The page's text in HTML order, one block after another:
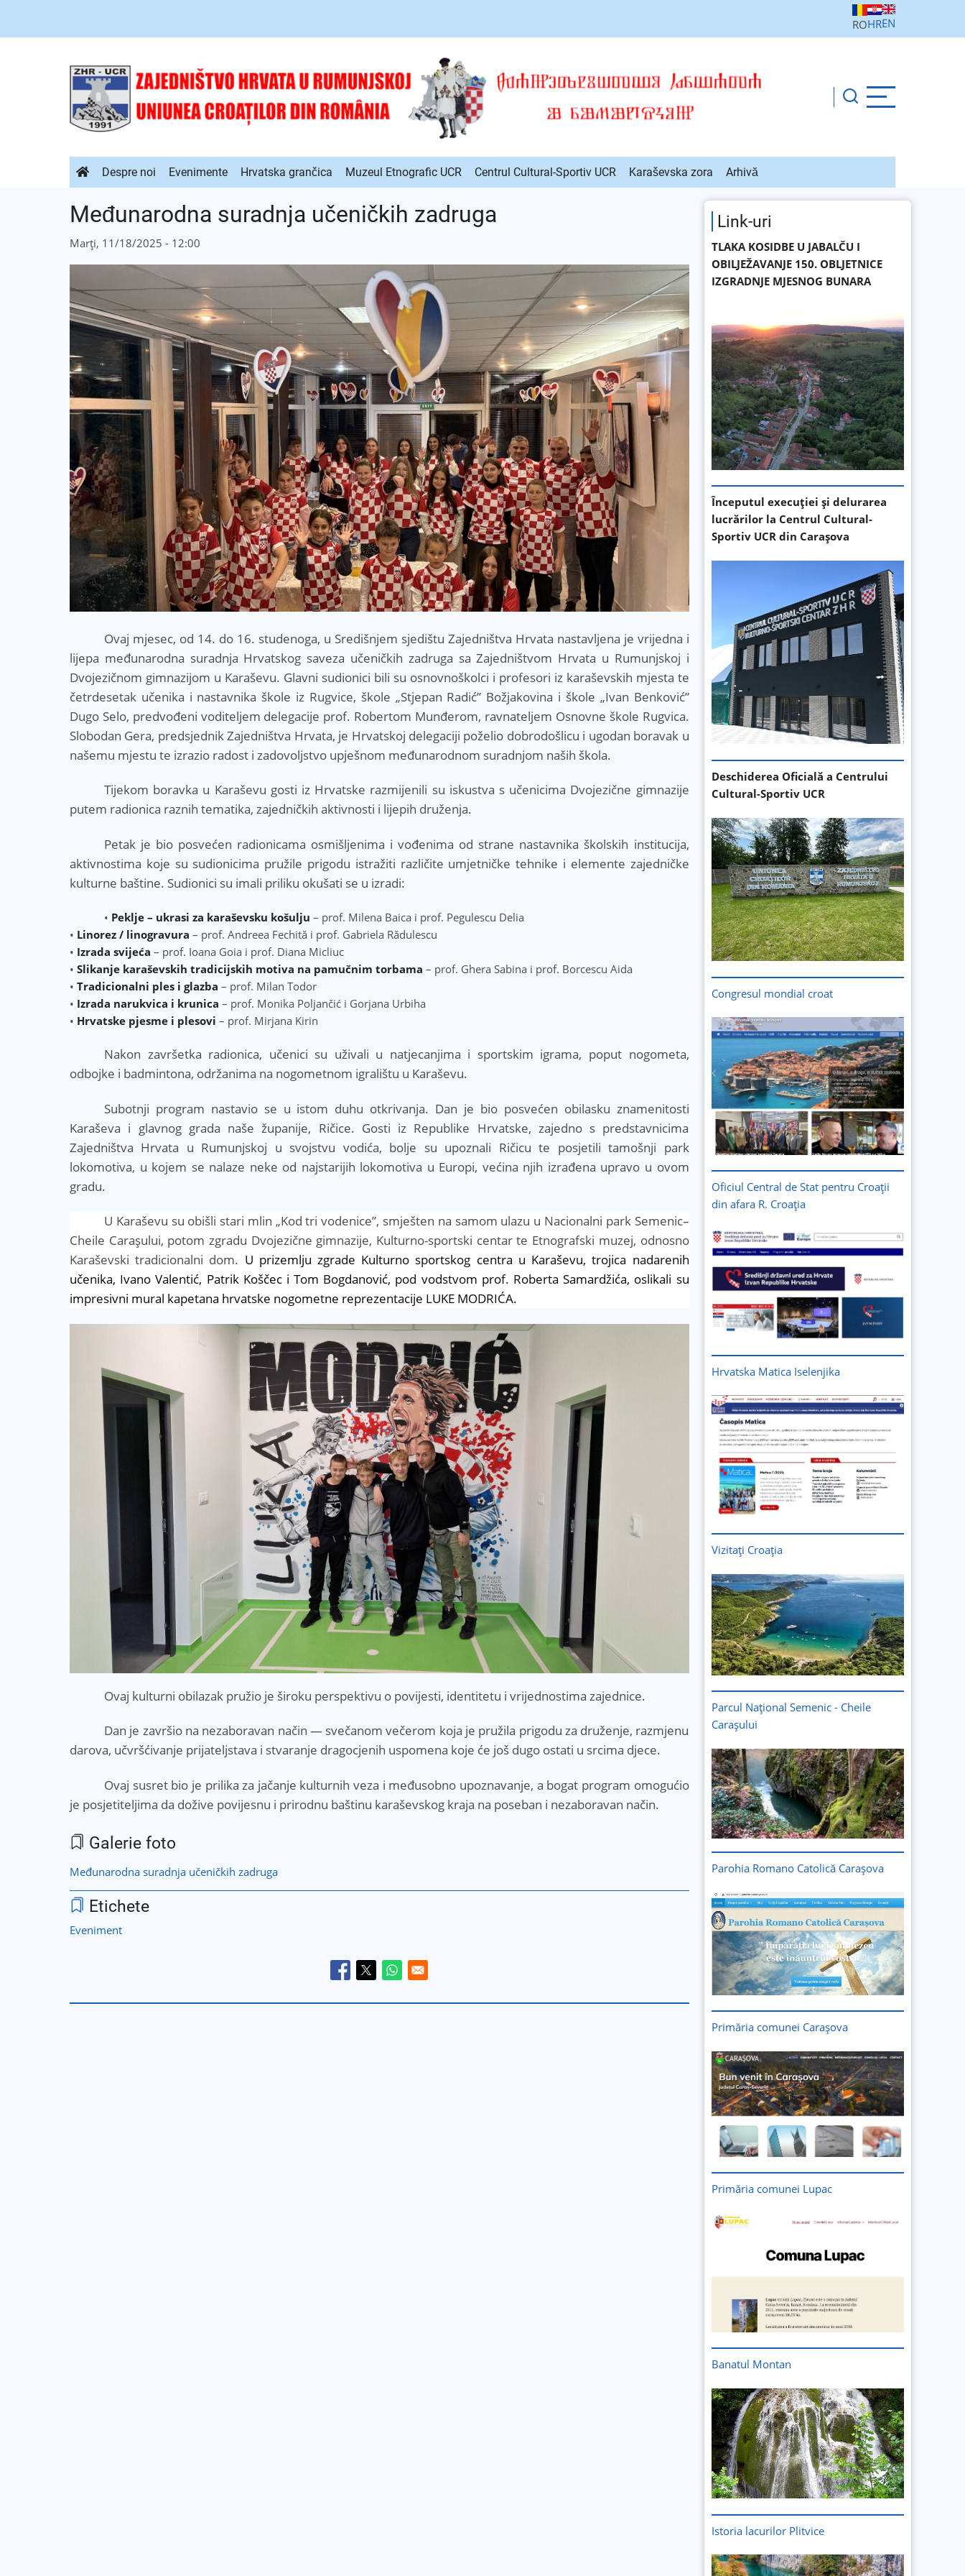
ROHREN
Navigare
Despre noi Evenimente Hrvatska grančica Muzeul Etnografic UCR Centrul Cultural-Sportiv UCR Karaševska zora Arhivă
Međunarodna suradnja učeničkih zadruga
Marți, 11/18/2025 - 12:00
Ovaj mjesec, od 14. do 16. studenoga, u Središnjem sjedištu Zajedništva Hrvata nastavljena je vrijedna i
lijepa međunarodna suradnja Hrvatskog saveza učeničkih zadruga sa Zajedništvom Hrvata u Rumunjskoj i
Dvojezičnom gimnazijom u Karaševu. Glavni sudionici bili su osnovnoškolci i profesori iz karaševskih mjesta te
četrdesetak učenika i nastavnika škole iz Rugvice, škole „Stjepan Radić” Božjakovina i škole „Ivan Benković”
Dugo Selo, predvođeni voditeljem delegacije prof. Robertom Munđerom, ravnateljem Osnovne škole Rugvica.
Slobodan Gera, predsjednik Zajedništva Hrvata, je Hrvatskoj delegaciji poželio dobrodošlicu i ugodan boravak u
našemu mjestu te izrazio radost i zadovoljstvo upješnom međunarodnom suradnjom naših škola.
Tijekom boravka u Karaševu gosti iz Hrvatske razmijenili su iskustva s učenicima Dvojezične gimnazije
putem radionica raznih tematika, zajedničkih aktivnosti i lijepih druženja.
Petak je bio posvećen radionicama osmišljenima i vođenima od strane nastavnika školskih institucija,
aktivnostima koje su sudionicima pružile prigodu istražiti različite umjetničke tehnike i elemente zajedničke
kulturne baštine. Sudionici su imali priliku okušati se u izradi:
• Peklje – ukrasi za karaševsku košulju – prof. Milena Baica i prof. Pegulescu Delia
• Linorez / linogravura – prof. Andreea Fechită i prof. Gabriela Rădulescu
• Izrada svijeća – prof. Ioana Goia i prof. Diana Micliuc
• Slikanje karaševskih tradicijskih motiva na pamučnim torbama – prof. Ghera Sabina i prof. Borcescu Aida
• Tradicionalni ples i glazba – prof. Milan Todor
• Izrada narukvica i krunica – prof. Monika Poljančić i Gorjana Urbiha
• Hrvatske pjesme i plesovi – prof. Mirjana Kirin
Nakon završetka radionica, učenici su uživali u natjecanjima i sportskim igrama, poput nogometa,
odbojke i badmintona, održanima na nogometnom igralištu u Karaševu.
Subotnji program nastavio se u istom duhu otkrivanja. Dan je bio posvećen obilasku znamenitosti
Karaševa i glavnog grada naše županije, Ričice. Gosti iz Republike Hrvatske, zajedno s predstavnicima
Zajedništva Hrvata u Rumunjskoj u svojstvu vodića, bolje su upoznali Ričicu te posjetili tamošnji park
lokomotiva, u kojem se nalaze neke od najstarijih lokomotiva u Europi, većina njih izrađena upravo u ovom
gradu.
U Karaševu su obišli stari mlin „Kod tri vodenice”, smješten na samom ulazu u Nacionalni park Semenic–
Cheile Carașului, potom zgradu Dvojezične gimnazije, Kulturno-sportski centar te Etnografski muzej, odnosno
Karaševski tradicionalni dom. U prizemlju zgrade Kulturno sportskog centra u Karaševu, trojica nadarenih
učenika, Ivano Valentić, Patrik Koščec i Tom Bogdanović, pod vodstvom prof. Roberta Samardžića, oslikali su
impresivni mural kapetana hrvatske nogometne reprezentacije LUKE MODRIĆA.
Ovaj kulturni obilazak pružio je široku perspektivu o povijesti, identitetu i vrijednostima zajednice.
Dan je završio na nezaboravan način — svečanom večerom koja je pružila prigodu za druženje, razmjenu
darova, učvršćivanje prijateljstava i stvaranje dragocjenih uspomena koje će još dugo ostati u srcima djece.
Ovaj susret bio je prilika za jačanje kulturnih veza i međusobno upoznavanje, a bogat program omogućio
je posjetiteljima da dožive povijesnu i prirodnu baštinu karaševskog kraja na poseban i nezaboravan način.
Galerie foto
Međunarodna suradnja učeničkih zadruga
Etichete
Eveniment
Link-uri
TLAKA KOSIDBE U JABALČU I
OBILJEŽAVANJE 150. OBLJETNICE
IZGRADNJE MJESNOG BUNARA
Începutul execuției și delurarea
lucrărilor la Centrul Cultural-
Sportiv UCR din Carașova
Deschiderea Oficială a Centrului
Cultural-Sportiv UCR
Congresul mondial croat
Oficiul Central de Stat pentru Croații
din afara R. Croația
Hrvatska Matica Iselenjika
Vizitați Croația
Parcul Național Semenic - Cheile
Carașului
Imagine
Parohia Romano Catolică Carașova
Primăria comunei Carașova
Primăria comunei Lupac
Banatul Montan
Istoria lacurilor Plitvice
Imagine